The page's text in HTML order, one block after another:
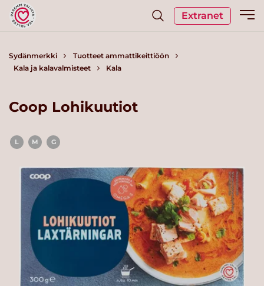
Extranet
Sydänmerkki
Tuotteet ammattikeittiöön
Kala ja kalavalmisteet
Kala
Coop Lohikuutiot
L M G